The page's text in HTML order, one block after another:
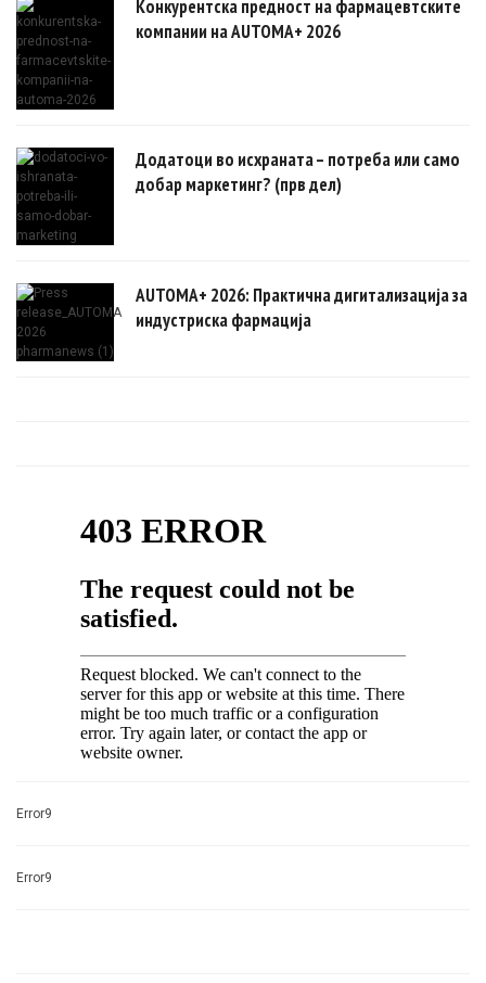
Конкурентска предност на фармацевтските
компании на AUTOMA+ 2026
Додатоци во исхраната – потреба или само
добар маркетинг? (прв дел)
AUTOMA+ 2026: Практична дигитализација за
индустриска фармација
Error9
Error9